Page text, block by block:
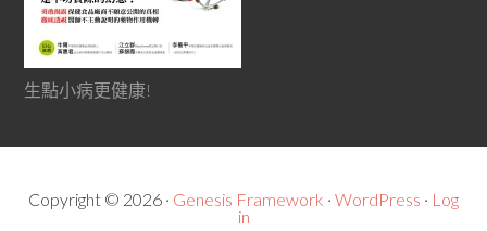
生點小病更健康!
Copyright © 2026 · Genesis Framework · WordPress · Log
in